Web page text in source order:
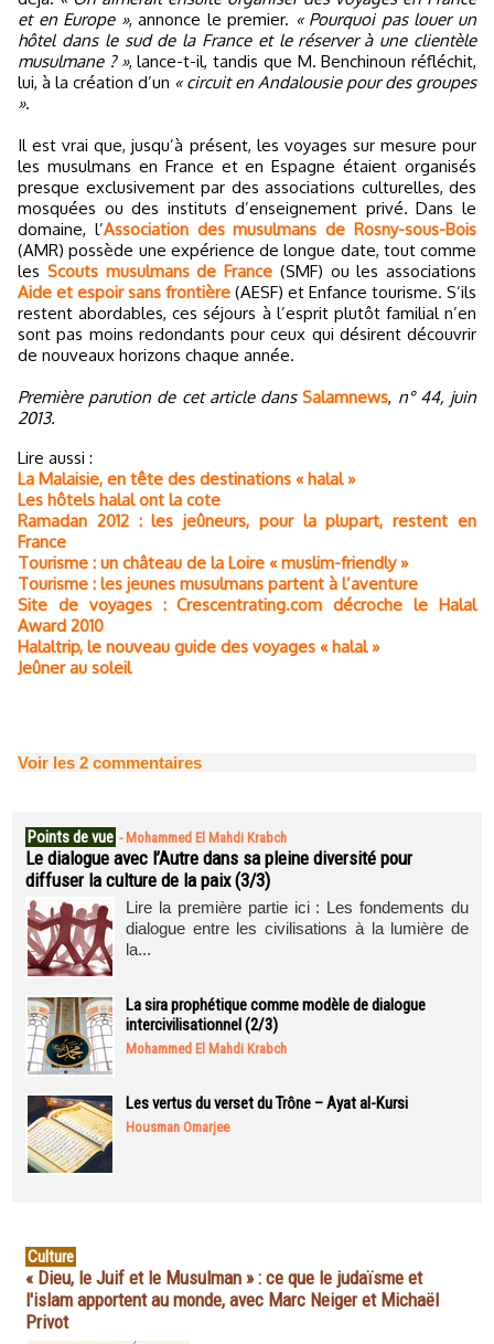
et en Europe », annonce le premier. « Pourquoi pas louer un
hôtel dans le sud de la France et le réserver à une clientèle
musulmane ? », lance-t-il, tandis que M. Benchinoun réfléchit,
lui, à la création d’un « circuit en Andalousie pour des groupes
».
Il est vrai que, jusqu’à présent, les voyages sur mesure pour
les musulmans en France et en Espagne étaient organisés
presque exclusivement par des associations culturelles, des
mosquées ou des instituts d’enseignement privé. Dans le
domaine, l’Association des musulmans de Rosny-sous-Bois
(AMR) possède une expérience de longue date, tout comme
les Scouts musulmans de France (SMF) ou les associations
Aide et espoir sans frontière (AESF) et Enfance tourisme. S’ils
restent abordables, ces séjours à l’esprit plutôt familial n’en
sont pas moins redondants pour ceux qui désirent découvrir
de nouveaux horizons chaque année.
Première parution de cet article dans Salamnews, n° 44, juin
2013.
Lire aussi :
La Malaisie, en tête des destinations « halal »
Les hôtels halal ont la cote
Ramadan 2012 : les jeûneurs, pour la plupart, restent en
France
Tourisme : un château de la Loire « muslim-friendly »
Tourisme : les jeunes musulmans partent à l’aventure
Site de voyages : Crescentrating.com décroche le Halal
Award 2010
Halaltrip, le nouveau guide des voyages « halal »
Jeûner au soleil
Voir les 2 commentaires
Points de vue - Mohammed El Mahdi Krabch
Le dialogue avec l’Autre dans sa pleine diversité pour
diffuser la culture de la paix (3/3)
Lire la première partie ici : Les fondements du
dialogue entre les civilisations à la lumière de
la...
La sira prophétique comme modèle de dialogue
intercivilisationnel (2/3)
Mohammed El Mahdi Krabch
Les vertus du verset du Trône – Ayat al-Kursi
Housman Omarjee
Culture
« Dieu, le Juif et le Musulman » : ce que le judaïsme et
l'islam apportent au monde, avec Marc Neiger et Michaël
Privot